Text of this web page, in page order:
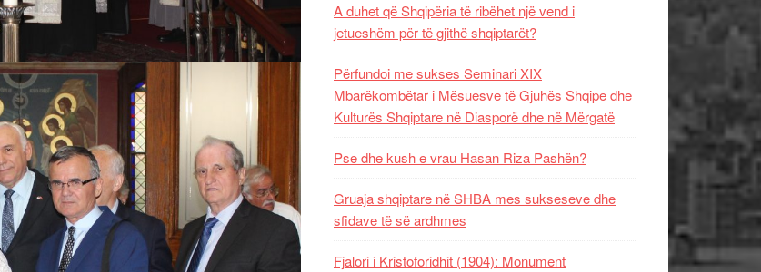
A duhet që Shqipëria të ribëhet një vend i
jetueshëm për të gjithë shqiptarët?
Përfundoi me sukses Seminari XIX
Mbarëkombëtar i Mësuesve të Gjuhës Shqipe dhe
Kulturës Shqiptare në Diasporë dhe në Mërgatë
Pse dhe kush e vrau Hasan Riza Pashën?
Gruaja shqiptare në SHBA mes sukseseve dhe
sfidave të së ardhmes
Fjalori i Kristoforidhit (1904): Monument